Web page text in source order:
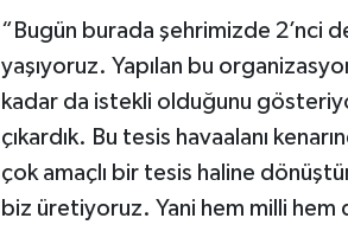
“Bugün burada şehrimizde 2’nci
yaşıyoruz. Yapılan bu
kadar da istekli olduğunu
çıkardık. Bu tesis havaalanı
çok amaçlı bir tesis haline
biz üretiyoruz. Yani hem milli hem